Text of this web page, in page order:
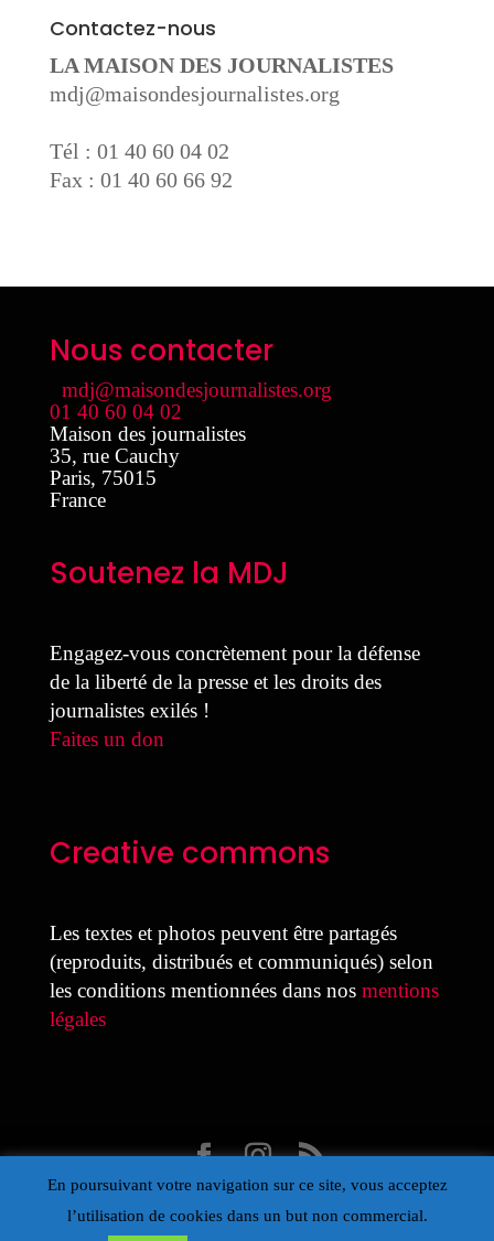
Contactez-nous
LA MAISON DES JOURNALISTES
mdj@maisondesjournalistes.org
Tél : 01 40 60 04 02
Fax : 01 40 60 66 92
Nous contacter
mdj@maisondesjournalistes.org
01 40 60 04 02
Maison des journalistes
35, rue Cauchy
Paris, 75015
France
Soutenez la MDJ
Engagez-vous concrètement pour la défense
de la liberté de la presse et les droits des
journalistes exilés !
Faites un don
Creative commons
Les textes et photos peuvent être partagés
(reproduits, distribués et communiqués) selon
les conditions mentionnées dans nos mentions
légales
Design Laure Colmant pour la MDJ avec Divi
- Propulsé par Wordpress – Œil de la Maison
En poursuivant votre navigation sur ce site, vous acceptez
l’utilisation de cookies dans un but non commercial.